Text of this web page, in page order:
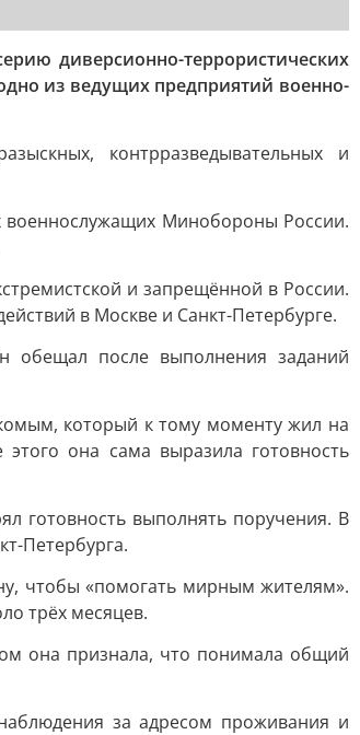
диверсионно-террористических
из ведущих предприятий военно-
контрразведывательных и
военнослужащих Минобороны России.
и запрещённой в России.
в Москве и Санкт-Петербурге.
обещал после выполнения заданий
который к тому моменту жил на
она сама выразила готовность
готовность выполнять поручения. В
Петербурга.
чтобы «помогать мирным жителям».
трёх месяцев.
она признала, что понимала общий
за адресом проживания и